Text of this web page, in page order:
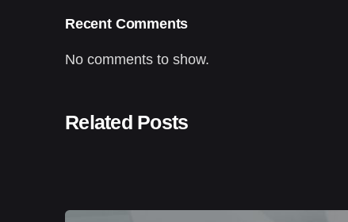
Recent Comments
No comments to show.
Related Posts